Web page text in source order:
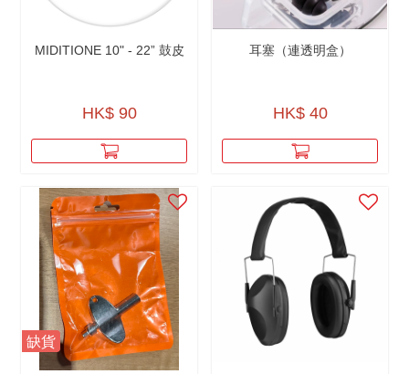
MIDITIONE 10" - 22” 鼓皮
HK$ 90
耳塞（連透明盒）
HK$ 40
缺貨